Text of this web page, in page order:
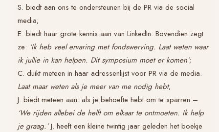
S. biedt aan ons te ondersteunen bij de PR via de social
media;
E. biedt haar grote kennis aan van LinkedIn. Bovendien zegt
ze: ‘Ik heb veel ervaring met fondswerving. Laat weten waar
ik jullie in kan helpen. Dit symposium moet er komen’;
C. duikt meteen in haar adressenlijst voor PR via de media.
Laat maar weten als je meer van me nodig hebt;
J. biedt meteen aan: als je behoefte hebt om te sparren –
‘We rijden allebei de helft om elkaar te ontmoeten. Ik help
je graag.’J. heeft een kleine twintig jaar geleden het boekje